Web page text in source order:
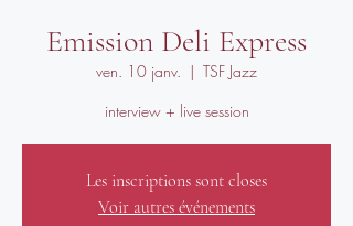
Emission Deli Express
ven. 10 janv.
  |
TSF Jazz
interview + live session
Les inscriptions sont closes
Voir autres événements